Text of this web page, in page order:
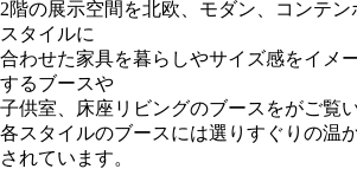
2階の展示空間を北欧、モダン、コンテ
スタイルに
合わせた家具を暮らしやサイズ感をイメ
するブースや
子供室、床座リビングのブースをがご覧
各スタイルのブースには選りすぐりの温
されています。